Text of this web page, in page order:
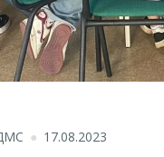
17.08.2023